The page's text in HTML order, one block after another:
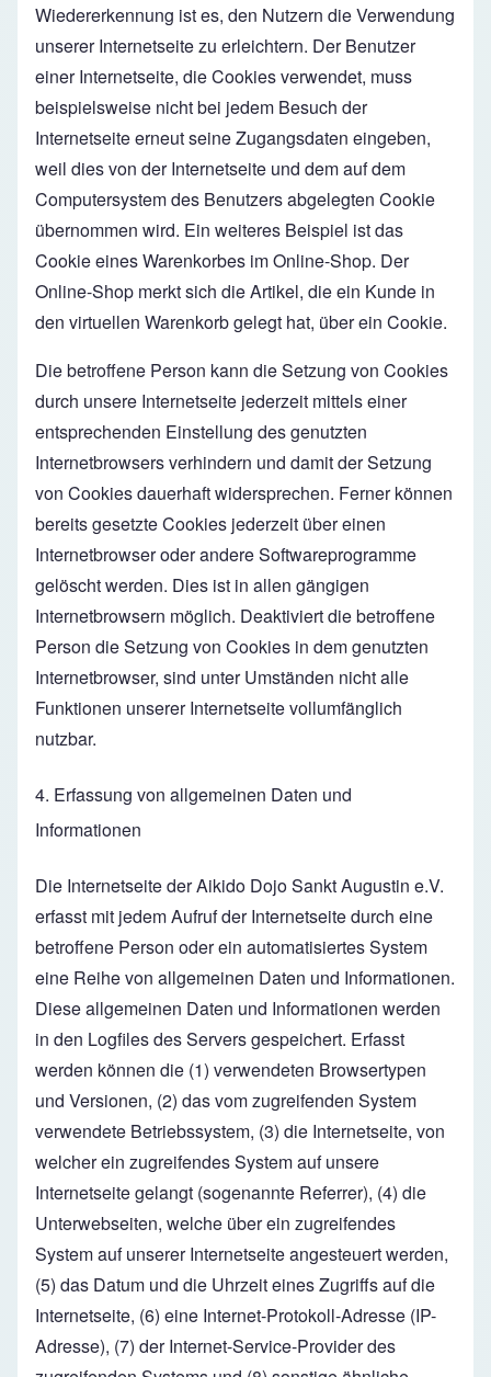
Wiedererkennung ist es, den Nutzern die Verwendung
unserer Internetseite zu erleichtern. Der Benutzer
einer Internetseite, die Cookies verwendet, muss
beispielsweise nicht bei jedem Besuch der
Internetseite erneut seine Zugangsdaten eingeben,
weil dies von der Internetseite und dem auf dem
Computersystem des Benutzers abgelegten Cookie
übernommen wird. Ein weiteres Beispiel ist das
Cookie eines Warenkorbes im Online-Shop. Der
Online-Shop merkt sich die Artikel, die ein Kunde in
den virtuellen Warenkorb gelegt hat, über ein Cookie.
Die betroffene Person kann die Setzung von Cookies
durch unsere Internetseite jederzeit mittels einer
entsprechenden Einstellung des genutzten
Internetbrowsers verhindern und damit der Setzung
von Cookies dauerhaft widersprechen. Ferner können
bereits gesetzte Cookies jederzeit über einen
Internetbrowser oder andere Softwareprogramme
gelöscht werden. Dies ist in allen gängigen
Internetbrowsern möglich. Deaktiviert die betroffene
Person die Setzung von Cookies in dem genutzten
Internetbrowser, sind unter Umständen nicht alle
Funktionen unserer Internetseite vollumfänglich
nutzbar.
4. Erfassung von allgemeinen Daten und
Informationen
Die Internetseite der Aikido Dojo Sankt Augustin e.V.
erfasst mit jedem Aufruf der Internetseite durch eine
betroffene Person oder ein automatisiertes System
eine Reihe von allgemeinen Daten und Informationen.
Diese allgemeinen Daten und Informationen werden
in den Logfiles des Servers gespeichert. Erfasst
werden können die (1) verwendeten Browsertypen
und Versionen, (2) das vom zugreifenden System
verwendete Betriebssystem, (3) die Internetseite, von
welcher ein zugreifendes System auf unsere
Internetseite gelangt (sogenannte Referrer), (4) die
Unterwebseiten, welche über ein zugreifendes
System auf unserer Internetseite angesteuert werden,
(5) das Datum und die Uhrzeit eines Zugriffs auf die
Internetseite, (6) eine Internet-Protokoll-Adresse (IP-
Adresse), (7) der Internet-Service-Provider des